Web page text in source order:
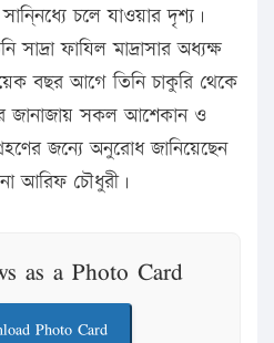
চলে যাওয়ার দৃশ্য।
সাদ্রা ফাযিল মাদ্রাসার অধ্যক্ষ
বছর আগে তিনি চাকুরি থেকে
জানাজায় সকল আশেকান ও
জন্যে অনুরোধ জানিয়েছেন
আরিফ চৌধুরী।
as a Photo Card
Photo Card